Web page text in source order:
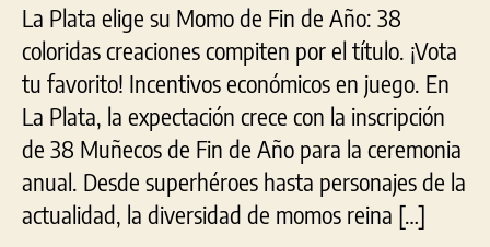
La Plata elige su Momo de Fin de Año: 38
coloridas creaciones compiten por el título. ¡Vota
tu favorito! Incentivos económicos en juego. En
La Plata, la expectación crece con la inscripción
de 38 Muñecos de Fin de Año para la ceremonia
anual. Desde superhéroes hasta personajes de la
actualidad, la diversidad de momos reina […]